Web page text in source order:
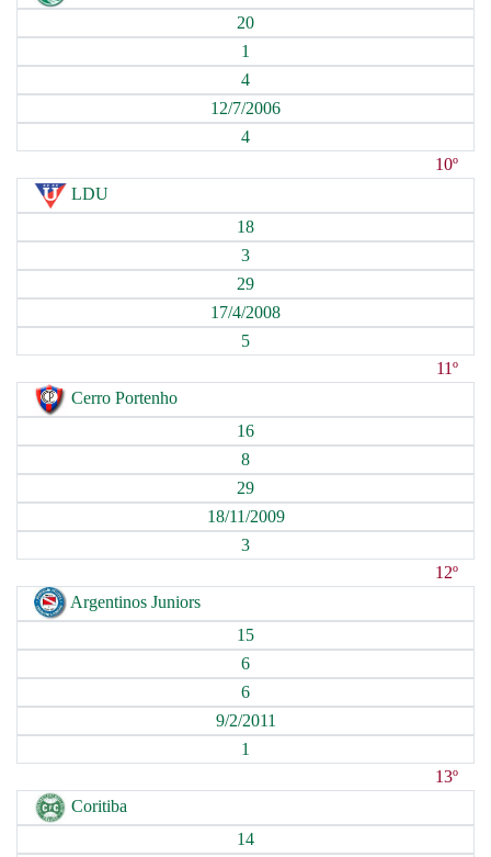
20
1
4
12/7/2006
4
10º
LDU
18
3
29
17/4/2008
5
11º
Cerro Portenho
16
8
29
18/11/2009
3
12º
Argentinos Juniors
15
6
6
9/2/2011
1
13º
Coritiba
14